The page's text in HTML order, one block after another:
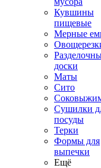
Кувшины
пищевые
Мерные
доски
Маты
Сито
Сушилки
посуды
Терки
Формы для
выпечки
Ещё